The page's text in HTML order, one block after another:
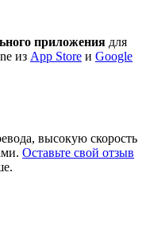
приложения для
из App Store и Google
высокую скорость
Оставьте свой отзыв